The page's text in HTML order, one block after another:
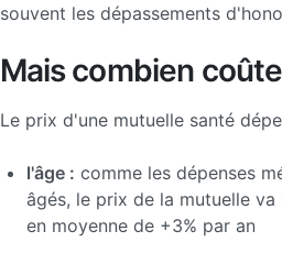
souvent les dépassements
Mais combien
Le prix d'une mutuelle santé
l'âge : comme les dépenses
âgés, le prix de la mutuelle
en moyenne de +3% par an